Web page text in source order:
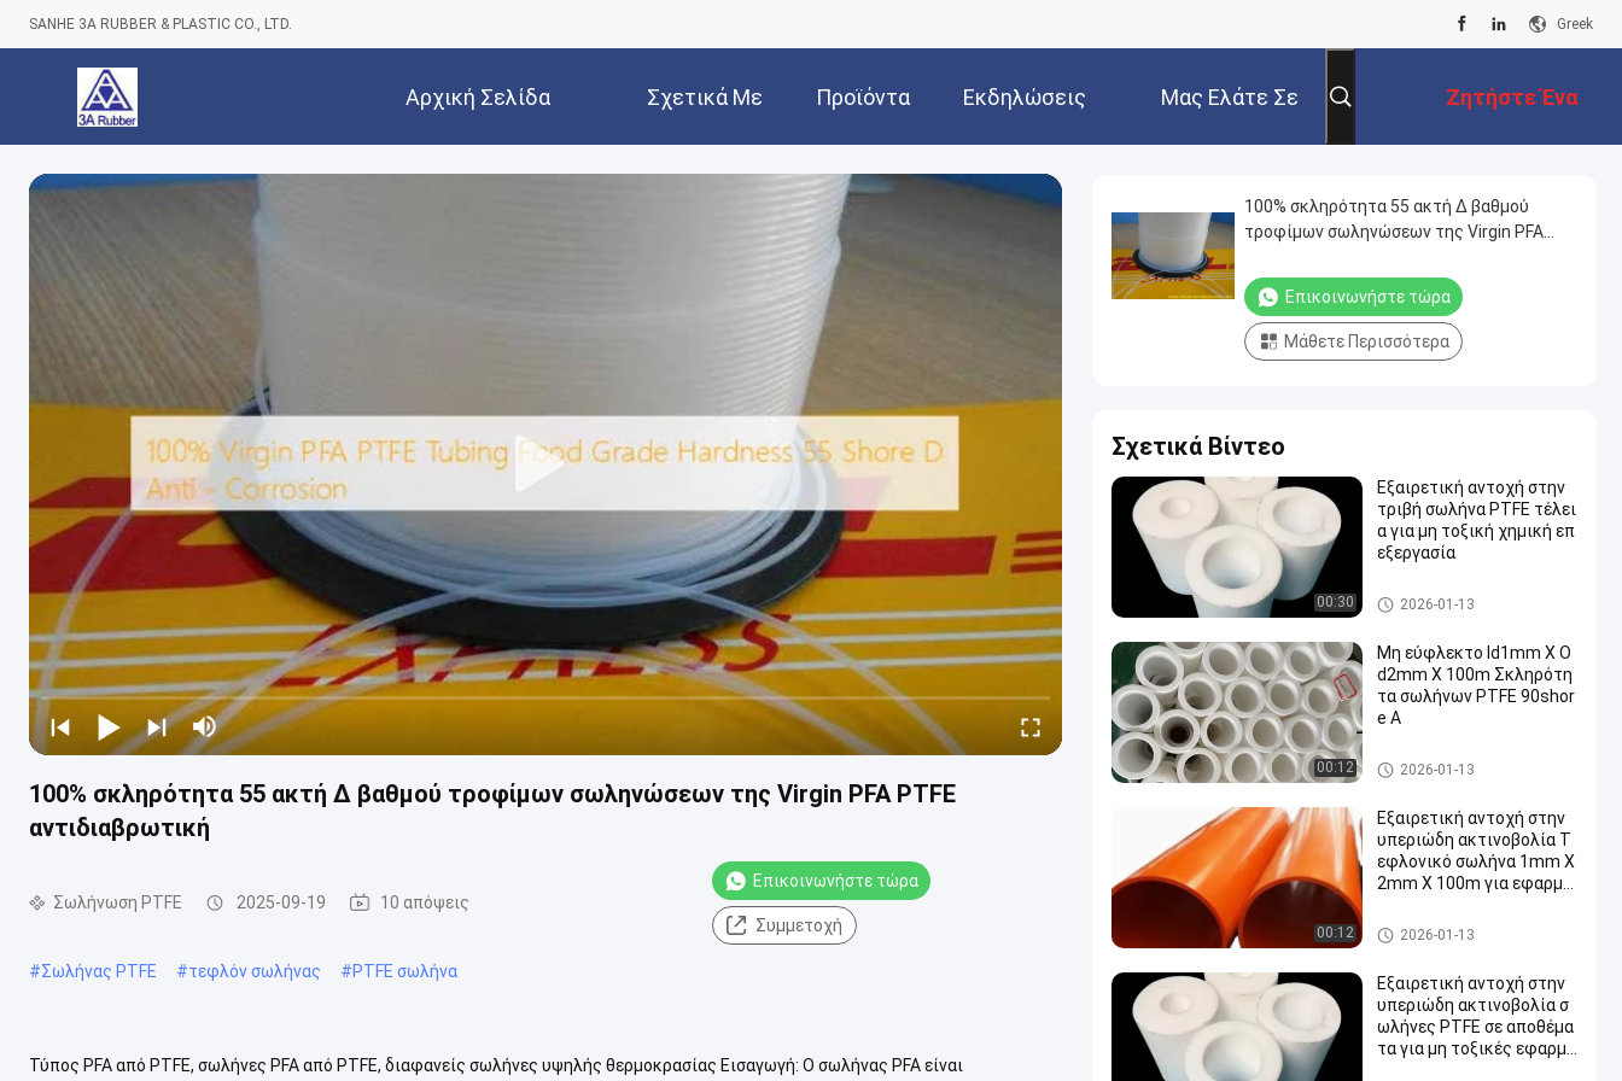
SANHE 3A RUBBER & PLASTIC CO., LTD. Greek
Αρχική Σελίδα Σχετικά Με Προϊόντα Εκδηλώσεις Μας Ελάτε Σε
Επαφή Με
Ζητήστε Ένα
Απόσπασμα
100% σκληρότητα 55 ακτή Δ βαθμού τροφίμων σωληνώσεων της Virgin PFA PTFE
αντιδιαβρωτική
Σωλήνωση PTFE 2025-09-19 10 απόψεις
Επικοινωνήστε τώρα
Συμμετοχή
#Σωλήνας PTFE #τεφλόν σωλήνας #PTFE σωλήνα
Τύπος PFA από PTFE, σωλήνες PFA από PTFE, διαφανείς σωλήνες υψηλής θερμοκρασίας Εισαγωγή: Ο σωλήνας PFA είναι
100% σκληρότητα 55 ακτή Δ βαθμού
τροφίμων σωληνώσεων της Virgin PFA
Επικοινωνήστε τώρα
Μάθετε Περισσότερα
Σχετικά Βίντεο
00:30
Εξαιρετική αντοχή στην
τριβή σωλήνα PTFE τέλει
α για μη τοξική χημική επ
εξεργασία
Σωλήνωση PTFE
2026-01-13
00:12
Μη εύφλεκτο Id1mm X O
d2mm X 100m Σκληρότη
τα σωλήνων PTFE 90shor
e A
Σωλήνωση PTFE
2026-01-13
00:12
Εξαιρετική αντοχή στην
υπεριώδη ακτινοβολία Τ
εφλονικό σωλήνα 1mm X
2mm X 100m για εφαρμο
ών
Σωλήνωση PTFE
2026-01-13
Εξαιρετική αντοχή στην
υπεριώδη ακτινοβολία σ
ωλήνες PTFE σε αποθέμα
τα για μη τοξικές εφαρμο